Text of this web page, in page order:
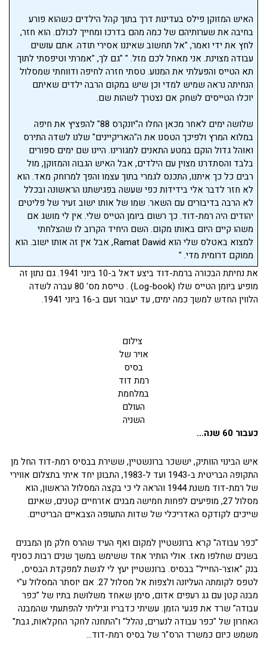
האיש המזוקן פילס בעדינות דרך בתוך קהל הילדים כשהוא פורע
בחיבה את שערותיהם של כמה מהם בדרכו ומחייך לכולם. הוא חזר,
לחץ את ידי ואמר, "אל תחשוב שאיננו אסירי תודה. אתם עושים
עבודה מצוינת. אני מאחל לכם מזל. " "גם לך, "אמרתי וטיפסתי לתוך
תא הטייס והפעלתי את המנוע. טסתי חזרה לחיפה ודווחתי שמסלול
הנחיתה נראה שמיש למדי וכן שיש במקום הרבה ילדים שאיתם
יוכלו הטייסים לשחק אם נצטרך לשהות שם.
שלושה ימים לאחר מכאן החלו ה"יונקרס 88" להפציץ את חיפה
במלוא המרץ ולפיכך הטסנו את ה"האריקיינים" שלנו לשדה התירס
ואוהל גדול הוקם במטע התאנים למגורינו. היינו שם ימים ספורים
בלבד והסתדרנו מצוין עם הילדים, אבל האיש הגבוה והמזוקן, מול
רבים כל כך איתנו, התכנס לגמרי בתוך עצמו והפך למרוחק מאד. הוא
לא חזר לדבר אלי בידידות כפי שעשה בפגישתנו הראשונה ובכלל
לא הרבה בדיבורים עם השאר. שמו של אותו ישוב זעיר של פליטים
יהודים היה רמת-דוד. כך רשום ביומן הטייס שלי. אין לי מושג אם
משהו קיים היום באותו מקום. השם היחיד הקרוב לו שהצלחתי
למצוא באטלס שלי הוא Ramat Dawid, אבל אין זה אותו ישוב. הוא
ממוקם דרומית מדי. "
את נחיתת הבכורה ברמת-דוד ביצע דאל ב-10 ביוני 1941. גם נתון זה
מופיע ביומן הטייס שלו (Log-book) . טייסת מס' 80 עברה לשדה
הלווין החדש למשך כמה ימים, עד יעבור זעם ב-16 ביוני 1941.
צילום
אויר של
בסיס
רמת דוד
במלחמת
העולם
השניה
כעבור 60 שנה…
איש הבינוי הוותיק, יששכר ברונשטיין, ששירת בבסיס רמת-דוד החל מן
התקופה הבריטית ב-1943 ועד ל-1983, התבונן יחד איתי בתצלום אווירי
של רמת-דוד משנת 1944 והראה לי כי בקצה המסלול הראשון, הוא
מסלול 27, מופיעים לפחות חמישה מבנים אזרחיים קטנים, שאינם
שייכים לקודקס האדריכלי של שדות התעופה הצבאיים הבריטיים.
"כפר עבודה" קרא ברונשטיין למקום ואף העיד שהרס חלק מן המבנים
בשנים שחלפו מאז. אולי הותיר אחד ששימש במשך שנים רבות כסניף
בנק "אוצר-החייל" בבסיס. ברונשטיין יעץ לי לגשת למפקדת הבסיס,
לטפס לקומתה העליונה ולצפות אל מסלול 27. אם יוסתר המסלול ע"י
מבנה קטן עם גג רעפים אדום, סימן שאחד משלושת בתיו של "כפר
עבודה" שרד את פגעי הזמן. עשיתי כדבריו וגיליתי להפתעתי שהמבנה
האחרון של "כפר עבודה לנערים, נהלל" ו"התחנה לחקר החקלאות, גבת"
משמש כיום כמשרד הרס"ר של בסיס רמת-דוד…